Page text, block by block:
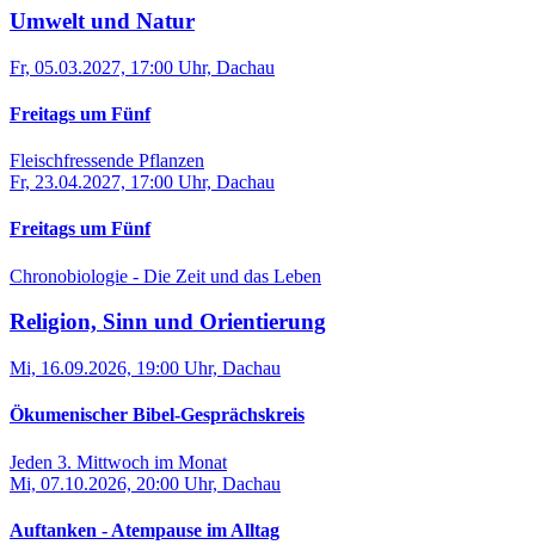
Umwelt und Natur
Fr, 05.03.2027, 17:00 Uhr, Dachau
Freitags um Fünf
Fleischfressende Pflanzen
Fr, 23.04.2027, 17:00 Uhr, Dachau
Freitags um Fünf
Chronobiologie - Die Zeit und das Leben
Religion, Sinn und Orientierung
Mi, 16.09.2026, 19:00 Uhr, Dachau
Ökumenischer Bibel-Gesprächskreis
Jeden 3. Mittwoch im Monat
Mi, 07.10.2026, 20:00 Uhr, Dachau
Auftanken - Atempause im Alltag